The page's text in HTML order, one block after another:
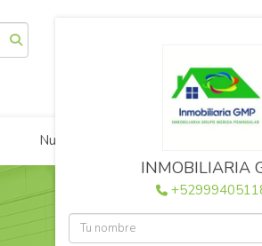
Nueva página 3
INMOBILIARIA